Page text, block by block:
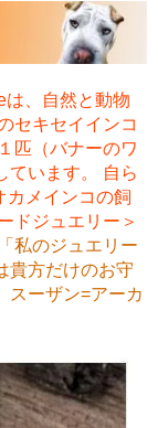
は、自然と動物
セキセイインコ
匹（バナーのワ
ています。 自ら
カメインコの飼
ドジュエリー＞
「私のジュエリー
貴方だけのお守
スーザン=アーカ